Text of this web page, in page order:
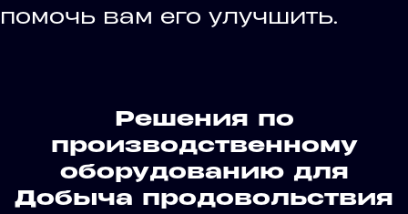
помочь вам его улучшить.
Решения по
производственному
оборудованию для
Добыча продовольствия